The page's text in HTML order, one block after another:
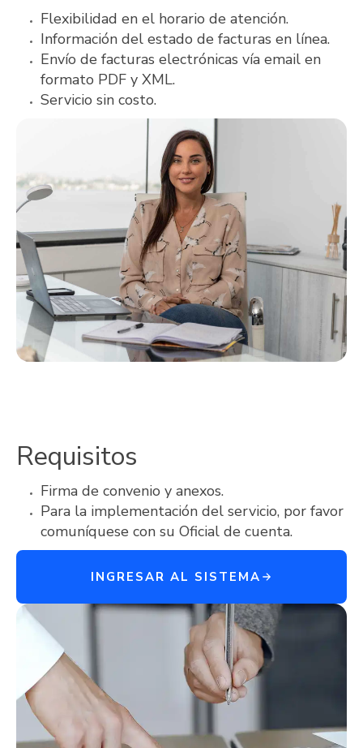
Flexibilidad en el horario de atención.
Información del estado de facturas en línea.
Envío de facturas electrónicas vía email en
formato PDF y XML.
Servicio sin costo.
Requisitos
Firma de convenio y anexos.
Para la implementación del servicio, por favor
comuníquese con su Oficial de cuenta.
INGRESAR AL SISTEMA